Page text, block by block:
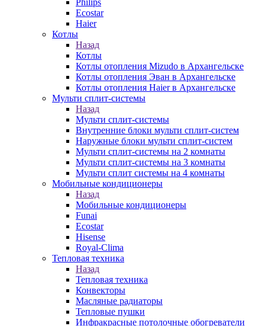
Philips
Ecostar
Haier
Котлы
Назад
Котлы
Котлы отопления Mizudo в Архангельске
Котлы отопления Эван в Архангельске
Котлы отопления Haier в Архангельске
Мульти сплит-системы
Назад
Мульти сплит-системы
Внутренние блоки мульти сплит-систем
Наружные блоки мульти сплит-систем
Мульти сплит-системы на 2 комнаты
Мульти сплит-системы на 3 комнаты
Мульти сплит системы на 4 комнаты
Мобильные кондиционеры
Назад
Мобильные кондиционеры
Funai
Ecostar
Hisense
Royal-Clima
Тепловая техника
Назад
Тепловая техника
Конвекторы
Масляные радиаторы
Тепловые пушки
Инфракрасные потолочные обогреватели